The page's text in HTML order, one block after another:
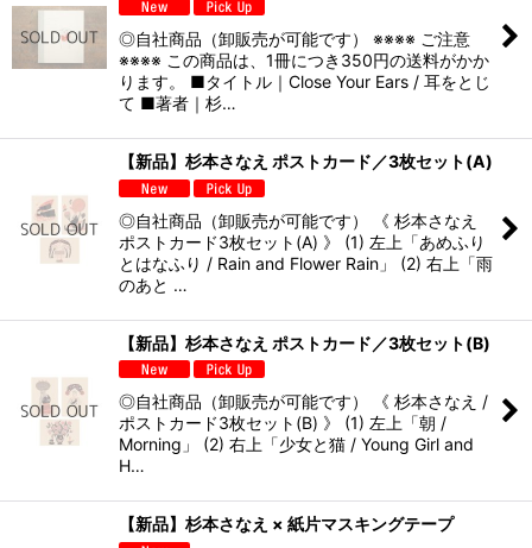
◎自社商品（卸販売が可能です） ※※※※ ご注意
※※※※ この商品は、1冊につき350円の送料がかか
ります。 ■タイトル｜Close Your Ears / 耳をとじ
て ■著者｜杉…
【新品】杉本さなえ ポストカード／3枚セット(A)
◎自社商品（卸販売が可能です） 《 杉本さなえ
ポストカード3枚セット(A) 》 (1) 左上「あめふり
とはなふり / Rain and Flower Rain」 (2) 右上「雨
のあと …
【新品】杉本さなえ ポストカード／3枚セット(B)
◎自社商品（卸販売が可能です） 《 杉本さなえ /
ポストカード3枚セット(B) 》 (1) 左上「朝 /
Morning」 (2) 右上「少女と猫 / Young Girl and
H…
【新品】杉本さなえ × 紙片マスキングテープ